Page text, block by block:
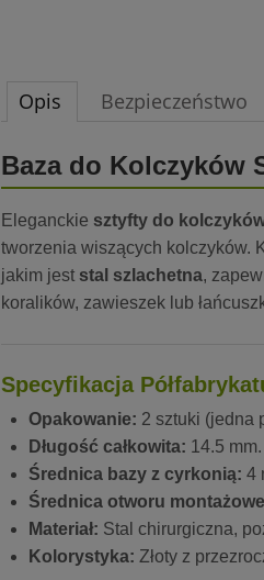
Opis Bezpieczeństwo
Baza do Kolczyków
Eleganckie sztyfty do
tworzenia wiszących kolczyków.
jakim jest stal szlachetna,
koralików, zawieszek lub
Specyfikacja
Opakowanie: 2 sztuki (jedna
Długość całkowita: 14.5 mm.
Średnica bazy z cyrkonią: 4
Średnica otworu
Materiał: Stal chirurgiczna,
Kolorystyka: Złoty z